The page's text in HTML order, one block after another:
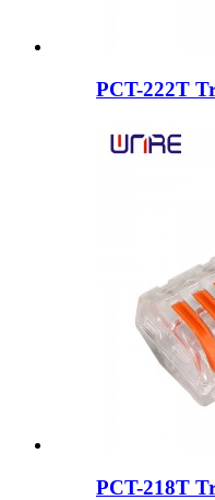
PCT-222T
PCT-218T